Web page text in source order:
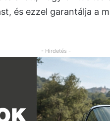
és ezzel garantálja a
- Hirdetés -